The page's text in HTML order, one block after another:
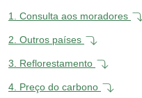
1. Consulta aos moradores
2. Outros países
3. Reflorestamento
4. Preço do carbono